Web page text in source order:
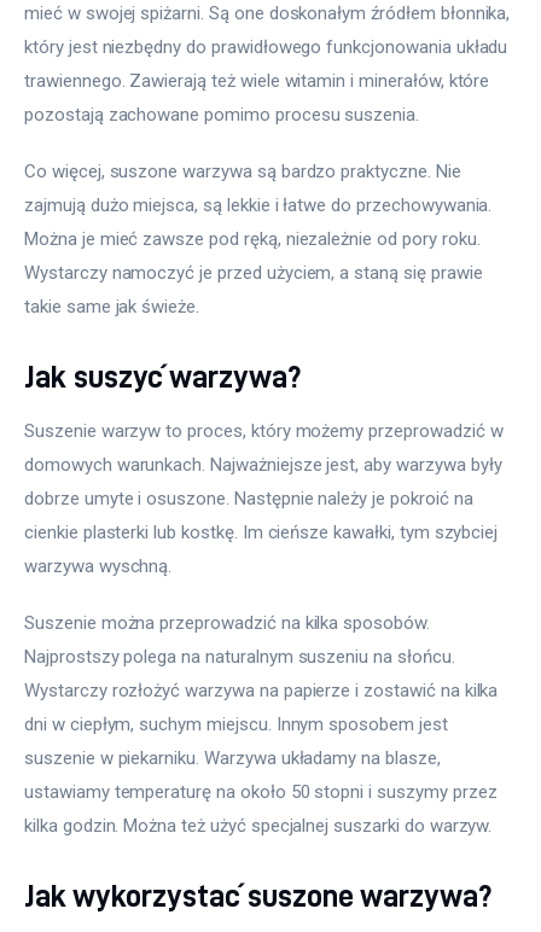
mieć w swojej spiżarni. Są one doskonałym źródłem błonnika,
który jest niezbędny do prawidłowego funkcjonowania układu
trawiennego. Zawierają też wiele witamin i minerałów, które
pozostają zachowane pomimo procesu suszenia.
Co więcej, suszone warzywa są bardzo praktyczne. Nie
zajmują dużo miejsca, są lekkie i łatwe do przechowywania.
Można je mieć zawsze pod ręką, niezależnie od pory roku.
Wystarczy namoczyć je przed użyciem, a staną się prawie
takie same jak świeże.
Jak suszyć warzywa?
Suszenie warzyw to proces, który możemy przeprowadzić w
domowych warunkach. Najważniejsze jest, aby warzywa były
dobrze umyte i osuszone. Następnie należy je pokroić na
cienkie plasterki lub kostkę. Im cieńsze kawałki, tym szybciej
warzywa wyschną.
Suszenie można przeprowadzić na kilka sposobów.
Najprostszy polega na naturalnym suszeniu na słońcu.
Wystarczy rozłożyć warzywa na papierze i zostawić na kilka
dni w ciepłym, suchym miejscu. Innym sposobem jest
suszenie w piekarniku. Warzywa układamy na blasze,
ustawiamy temperaturę na około 50 stopni i suszymy przez
kilka godzin. Można też użyć specjalnej suszarki do warzyw.
Jak wykorzystać suszone warzywa?